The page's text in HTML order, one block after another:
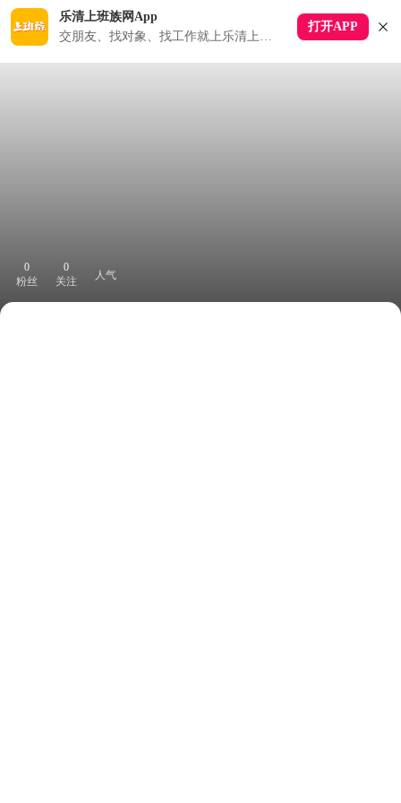
乐清上班族网App
交朋友、找对象、找工作就上乐清上班族APP
打开APP
0
粉丝
0
关注
人气
下拉刷新